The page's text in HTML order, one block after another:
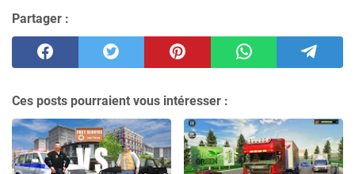
Partager :
Ces posts pourraient vous intéresser :